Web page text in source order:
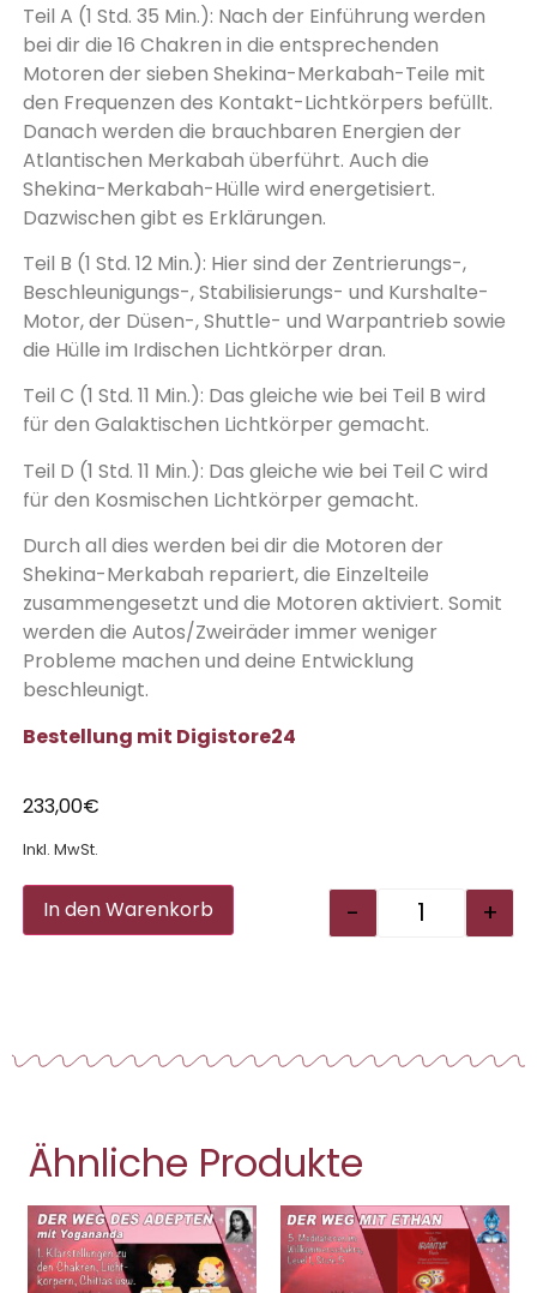
Teil A (1 Std. 35 Min.): Nach der Einführung werden
bei dir die 16 Chakren in die entsprechenden
Motoren der sieben Shekina-Merkabah-Teile mit
den Frequenzen des Kontakt-Lichtkörpers befüllt.
Danach werden die brauchbaren Energien der
Atlantischen Merkabah überführt. Auch die
Shekina-Merkabah-Hülle wird energetisiert.
Dazwischen gibt es Erklärungen.
Teil B (1 Std. 12 Min.): Hier sind der Zentrierungs-,
Beschleunigungs-, Stabilisierungs- und Kurshalte-
Motor, der Düsen-, Shuttle- und Warpantrieb sowie
die Hülle im Irdischen Lichtkörper dran.
Teil C (1 Std. 11 Min.): Das gleiche wie bei Teil B wird
für den Galaktischen Lichtkörper gemacht.
Teil D (1 Std. 11 Min.): Das gleiche wie bei Teil C wird
für den Kosmischen Lichtkörper gemacht.
Durch all dies werden bei dir die Motoren der
Shekina-Merkabah repariert, die Einzelteile
zusammengesetzt und die Motoren aktiviert. Somit
werden die Autos/Zweiräder immer weniger
Probleme machen und deine Entwicklung
beschleunigt.
Bestellung mit Digistore24
233,00€
Inkl. MwSt.
- +
In den Warenkorb Alternative:
Ähnliche Produkte